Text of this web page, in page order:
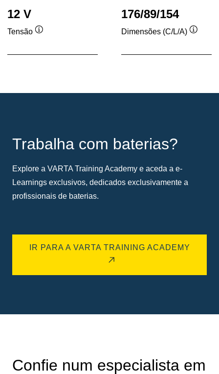
12 V
Tensão
ferramenta
176/89/154
Dimensões (C/L/A)
Trabalha com baterias?
Explore a VARTA Training Academy e aceda a e-
Learnings exclusivos, dedicados exclusivamente a
profissionais de baterias.
IR PARA A VARTA TRAINING ACADEMY
Confie num especialista em